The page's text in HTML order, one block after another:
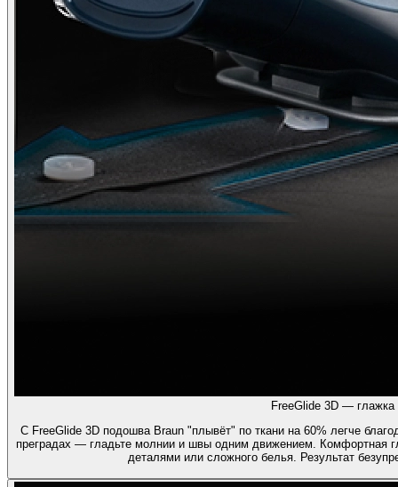
FreeGlide 3D — глажка
С FreeGlide 3D подошва Braun "плывёт" по ткани на 60% легче
преградах — гладьте молнии и швы одним движением. Комфортная
деталями или сложного белья. Результат